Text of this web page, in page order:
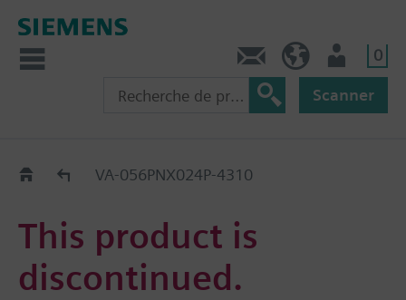
0
Scanner
Old2NewVA-056PNX024P-4310
This product is
discontinued.